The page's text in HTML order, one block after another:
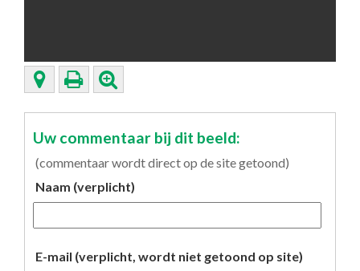
Uw commentaar bij dit beeld:
(commentaar wordt direct op de site getoond)
Naam (verplicht)
E-mail (verplicht, wordt niet getoond op site)